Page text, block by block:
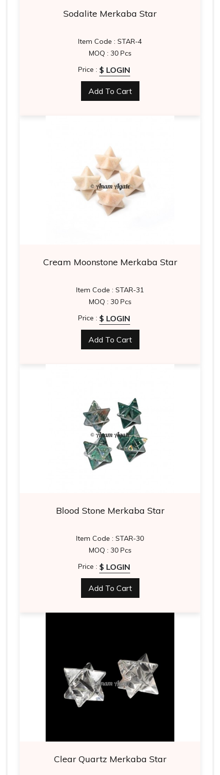
Sodalite Merkaba Star
Item Code : STAR-4
MOQ : 30 Pcs
Price : $ LOGIN
Add To Cart
Cream Moonstone Merkaba Star
Item Code : STAR-31
MOQ : 30 Pcs
Price : $ LOGIN
Add To Cart
Blood Stone Merkaba Star
Item Code : STAR-30
MOQ : 30 Pcs
Price : $ LOGIN
Add To Cart
Clear Quartz Merkaba Star